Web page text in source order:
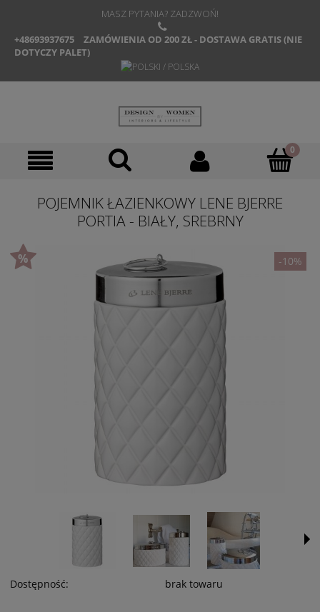
MASZ PYTANIA? ZADZWOŃ!
+48693937675
ZAMÓWIENIA OD 200 ZŁ - DOSTAWA GRATIS (NIE
DOTYCZY PALET)
POJEMNIK ŁAZIENKOWY LENE BJERRE
PORTIA - BIAŁY, SREBRNY
-10%
Dostępność: brak towaru